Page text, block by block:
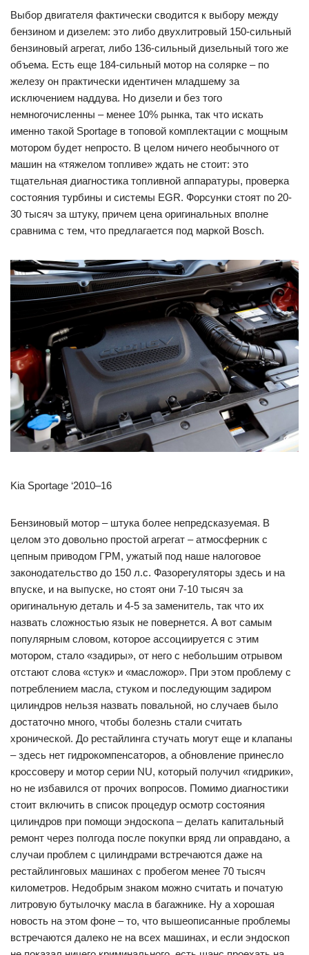
Выбор двигателя фактически сводится к выбору между
бензином и дизелем: это либо двухлитровый 150-сильный
бензиновый агрегат, либо 136-сильный дизельный того же
объема. Есть еще 184-сильный мотор на солярке – по
железу он практически идентичен младшему за
исключением наддува. Но дизели и без того
немногочисленны – менее 10% рынка, так что искать
именно такой Sportage в топовой комплектации с мощным
мотором будет непросто. В целом ничего необычного от
машин на «тяжелом топливе» ждать не стоит: это
тщательная диагностика топливной аппаратуры, проверка
состояния турбины и системы EGR. Форсунки стоят по 20-
30 тысяч за штуку, причем цена оригинальных вполне
сравнима с тем, что предлагается под маркой Bosch.
Kia Sportage ‘2010–16
Бензиновый мотор – штука более непредсказуемая. В
целом это довольно простой агрегат – атмосферник с
цепным приводом ГРМ, ужатый под наше налоговое
законодательство до 150 л.с. Фазорегуляторы здесь и на
впуске, и на выпуске, но стоят они 7-10 тысяч за
оригинальную деталь и 4-5 за заменитель, так что их
назвать сложностью язык не повернется. А вот самым
популярным словом, которое ассоциируется с этим
мотором, стало «задиры», от него с небольшим отрывом
отстают слова «стук» и «масложор». При этом проблему с
потреблением масла, стуком и последующим задиром
цилиндров нельзя назвать повальной, но случаев было
достаточно много, чтобы болезнь стали считать
хронической. До рестайлинга стучать могут еще и клапаны
– здесь нет гидрокомпенсаторов, а обновление принесло
кроссоверу и мотор серии NU, который получил «гидрики»,
но не избавился от прочих вопросов. Помимо диагностики
стоит включить в список процедур осмотр состояния
цилиндров при помощи эндоскопа – делать капитальный
ремонт через полгода после покупки вряд ли оправдано, а
случаи проблем с цилиндрами встречаются даже на
рестайлинговых машинах с пробегом менее 70 тысяч
километров. Недобрым знаком можно считать и початую
литровую бутылочку масла в багажнике. Ну а хорошая
новость на этом фоне – то, что вышеописанные проблемы
встречаются далеко не на всех машинах, и если эндоскоп